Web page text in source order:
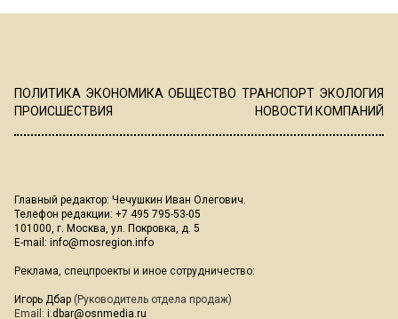
ПОЛИТИКА ЭКОНОМИКА ОБЩЕСТВО ТРАНСПОРТ ЭКОЛОГИЯ
ПРОИСШЕСТВИЯ
НОВОСТИ КОМПАНИЙ
Главный редактор: Чечушкин Иван Олегович.
Телефон редакции: +7 495 795-53-05
101000, г. Москва, ул. Покровка, д. 5
E-mail: info@mosregion.info
Реклама, спецпроекты и иное сотрудничество:
Игорь Дбар (Руководитель отдела продаж)
Email: i.dbar@osnmedia.ru